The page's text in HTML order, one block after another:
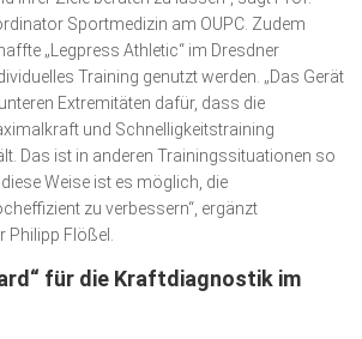
Sportmedizin am OUPC. Zudem
„Legpress Athletic“ im Dresdner
Training genutzt werden. „Das Gerät
Extremitäten dafür, dass die
und Schnelligkeitstraining
Das ist in anderen Trainingssituationen so
Weise ist es möglich, die
zu verbessern“, ergänzt
Flößel.
für die Kraftdiagnostik im